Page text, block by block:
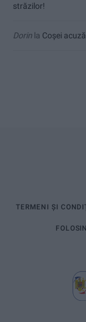
străzilor!
Dorin la Coșei
TERMENI ȘI